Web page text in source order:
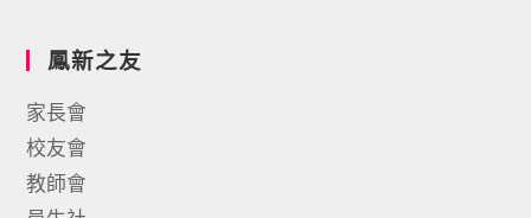
鳳新之友
家長會
校友會
教師會